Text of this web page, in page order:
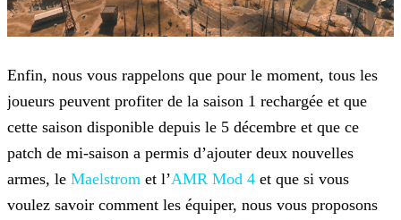
Enfin, nous vous rappelons que pour le moment, tous les
joueurs peuvent profiter de la saison 1 rechargée et que
cette saison disponible depuis le 5 décembre et que ce
patch de mi-saison a permis d’ajouter deux nouvelles
armes, le Maelstrom et l’AMR Mod 4 et que si vous
voulez savoir comment les équiper, nous vous proposons